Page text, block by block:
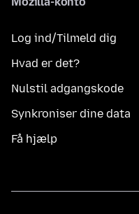
Log ind/Tilmeld dig
Hvad er det?
Nulstil adgangskode
Synkroniser dine data
Få hjælp